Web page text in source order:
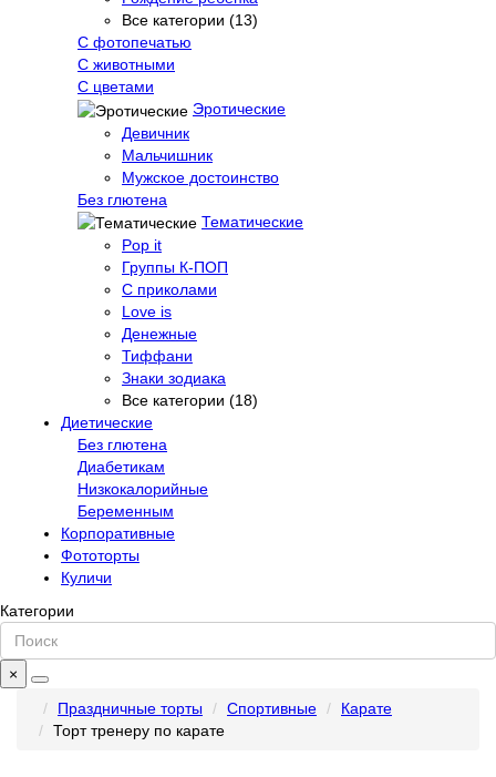
Все категории (13)
С фотопечатью
C животными
С цветами
Эротические
Девичник
Мальчишник
Мужское достоинство
Без глютена
Тематические
Pop it
Группы К-ПОП
С приколами
Love is
Денежные
Тиффани
Знаки зодиака
Все категории (18)
Диетические
Без глютена
Диабетикам
Низкокалорийные
Беременным
Корпоративные
Фототорты
Куличи
Категории
×
Праздничные торты
Спортивные
Карате
Торт тренеру по карате